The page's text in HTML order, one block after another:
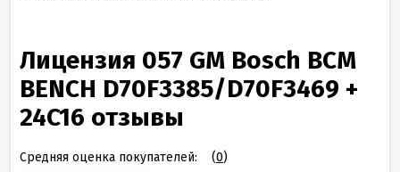
Лицензия 057 GM Bosch BCM
BENCH D70F3385/D70F3469 +
24C16 отзывы
Средняя оценка покупателей: (0)